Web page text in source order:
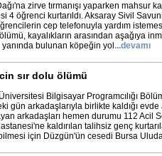
zirve tırmanışı yaparken mahsur
4 öğrenci kurtarıldı. Aksaray Sivil
cep telefonuyla yardım
kayalıkların arasından aşağıya
bulunan köpeğin yol ...devamı
sır dolu ölümü
Bilgisayar Programcılığı
gün arkadaşlarıyla birlikte kaldığı
arkadaşları hemen durumu 112 Acil
kaldırılan talihsiz genç
için Düzgün'ün cesedi Bursa